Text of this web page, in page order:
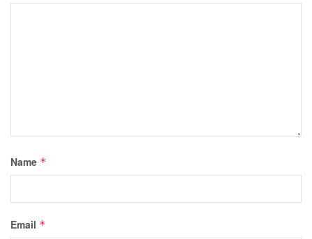
Name *
Email *